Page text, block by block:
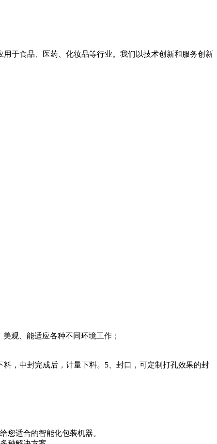
于食品、医药、化妆品等行业。我们以技术创新和服务创新
观、能适应各种不同环境工作；
，中封完成后，计量下料。5、封口，可定制打孔效果的封
您适合的智能化包装机器。